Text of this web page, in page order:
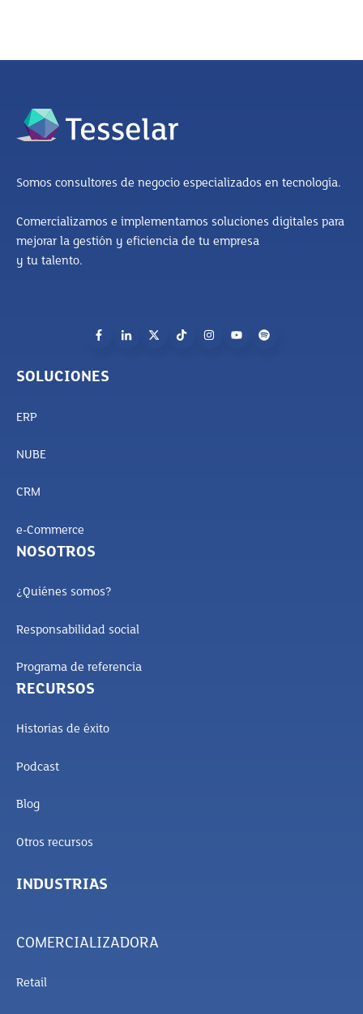
Somos consultores de negocio especializados en tecnología.
Comercializamos e implementamos soluciones digitales para
mejorar la gestión y eficiencia de tu empresa
y tu talento.
SOLUCIONES
ERP
NUBE
CRM
e-Commerce
NOSOTROS
¿Quiénes somos?
Responsabilidad social
Programa de referencia
RECURSOS
Historias de éxito
Podcast
Blog
Otros recursos
INDUSTRIAS
COMERCIALIZADORA
Retail